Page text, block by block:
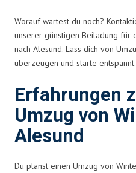
Worauf wartest du noch?
unserer günstigen Beiladung für
nach Alesund. Lass dich von
überzeugen und starte
Erfahrungen
Umzug von
Alesund
Du planst einen Umzug von